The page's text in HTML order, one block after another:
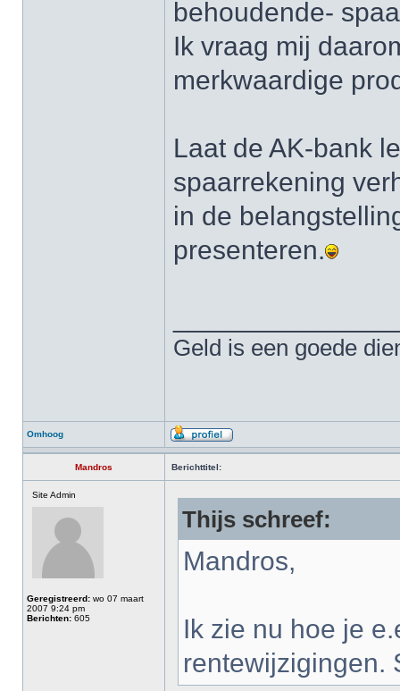
behoudende-
Ik vraag mij
merkwaardige
Laat de AK-bank
spaarrekening
in de
presenteren.
Geld is een goede
Omhoog
Mandros Berichttitel:
Site Admin
Geregistreerd: wo 07 maart
2007 9:24 pm
Berichten: 605
Thijs schreef:
Mandros,
Ik zie nu hoe je
rentewijzigingen.